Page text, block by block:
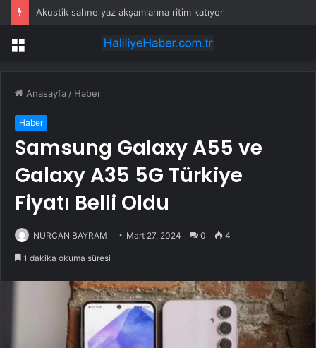
Akustik sahne yaz akşamlarına ritim katıyor
Menü
Anasayfa / Haber
Haber
Samsung Galaxy A55 ve
Galaxy A35 5G Türkiye
Fiyatı Belli Oldu
NURCAN BAYRAM Mart 27, 2024 0 4
1 dakika okuma süresi